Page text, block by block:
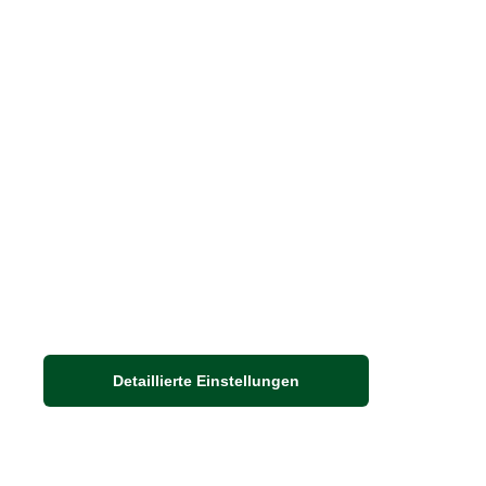
Detaillierte Einstellungen